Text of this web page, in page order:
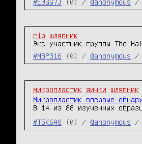
rip
шляпник
Экс-участник группы The
#M8P316
(0) / @anonymous /
микропластик яички
шляпник
Микропластик впервые
В 14 из 88 изученных
#T5K6A8
(0) / @anonymous /